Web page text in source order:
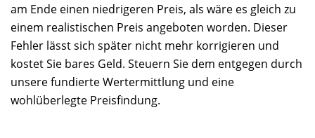
am Ende einen niedrigeren Preis, als wäre es gleich zu
einem realistischen Preis angeboten worden. Dieser
Fehler lässt sich später nicht mehr korrigieren und
kostet Sie bares Geld. Steuern Sie dem entgegen durch
unsere fundierte Wertermittlung und eine
wohlüberlegte Preisfindung.